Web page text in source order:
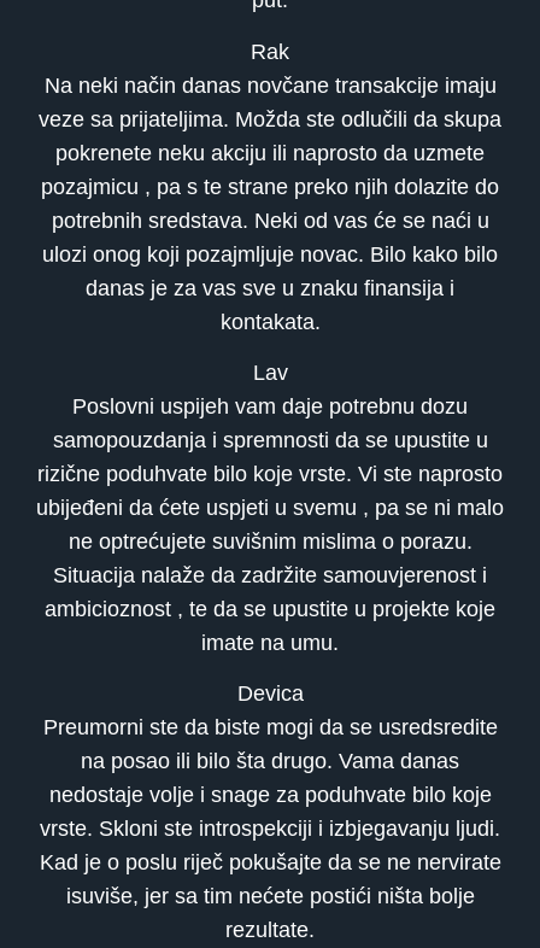
Rak
Na neki način danas novčane transakcije imaju
veze sa prijateljima. Možda ste odlučili da skupa
pokrenete neku akciju ili naprosto da uzmete
pozajmicu , pa s te strane preko njih dolazite do
potrebnih sredstava. Neki od vas će se naći u
ulozi onog koji pozajmljuje novac. Bilo kako bilo
danas je za vas sve u znaku finansija i
kontakata.
Lav
Poslovni uspijeh vam daje potrebnu dozu
samopouzdanja i spremnosti da se upustite u
rizične poduhvate bilo koje vrste. Vi ste naprosto
ubijeđeni da ćete uspjeti u svemu , pa se ni malo
ne optrećujete suvišnim mislima o porazu.
Situacija nalaže da zadržite samouvjerenost i
ambicioznost , te da se upustite u projekte koje
imate na umu.
Devica
Preumorni ste da biste mogi da se usredsredite
na posao ili bilo šta drugo. Vama danas
nedostaje volje i snage za poduhvate bilo koje
vrste. Skloni ste introspekciji i izbjegavanju ljudi.
Kad je o poslu riječ pokušajte da se ne nervirate
isuviše, jer sa tim nećete postići ništa bolje
rezultate.